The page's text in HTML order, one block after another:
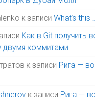
к записиWhat’s this
Как в Git получить
коммитами
к записи Рига —
к записи Рига —